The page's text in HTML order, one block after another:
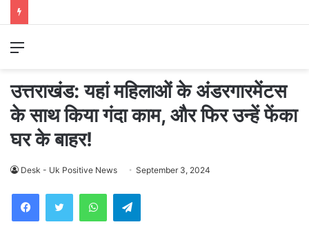
Menu
उत्तराखंड: यहां महिलाओं के अंडरगारमेंटस
के साथ किया गंदा काम, और फिर उन्हें फेंका
घर के बाहर!
Desk - Uk Positive News September 3, 2024
WhatsAppTelegram